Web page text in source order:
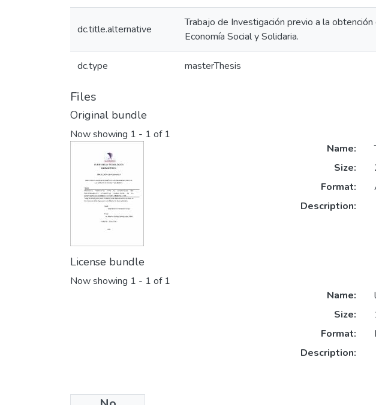
dc.title.alternative
Trabajo de Investigación previo a la
Economía Social y Solidaria.
dc.type masterThesis
Files
Original bundle
Now showing 1 - 1 of 1
Name:
Size:
Format:
Description:
License bundle
Now showing 1 - 1 of 1
Name:
Size:
Format:
Description: